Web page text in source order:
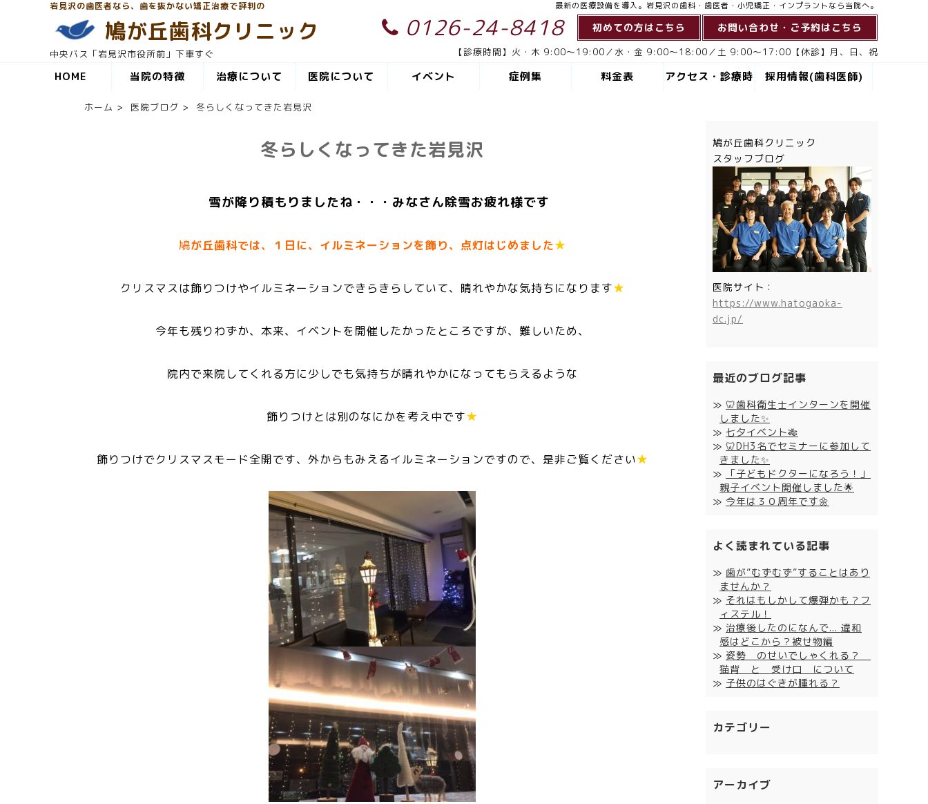
岩見沢の歯医者なら、歯を抜かない矯正治療で評判の
鳩が丘歯科クリニック
中央バス「岩見沢市役所前」下車すぐ
最新の医療設備を導入。岩見沢の歯科・歯医者・小児矯正・インプラントなら当院へ。
お問い合わせ・ご予約はこちら
初めての方はこちら
0126-24-8418
【診療時間】火・木 9:00～19:00／水・金 9:00～18:00／土 9:00～17:00【休診】月、日、祝
HOME 当院の特徴 治療について 医院について イベント 症例集 料金表
アクセス・診療時
採用情報(歯科医師)
ホーム > 医院ブログ > 冬らしくなってきた岩見沢
冬らしくなってきた岩見沢
雪が降り積もりましたね・・・みなさん除雪お疲れ様です
鳩が丘歯科では、１日に、イルミネーションを飾り、点灯はじめました★
クリスマスは飾りつけやイルミネーションできらきらしていて、晴れやかな気持ちになります★
今年も残りわずか、本来、イベントを開催したかったところですが、難しいため、
院内で来院してくれる方に少しでも気持ちが晴れやかになってもらえるような
飾りつけとは別のなにかを考え中です★
飾りつけでクリスマスモード全開です、外からもみえるイルミネーションですので、是非ご覧ください★
鳩が丘歯科クリニック
スタッフブログ
医院サイト：
https://www.hatogaoka-
dc.jp/
最近のブログ記事
🦷歯科衛生士インターンを開催
しました✨
七夕イベント🎋
🦷DH3名でセミナーに参加して
きました✨
「子どもドクターになろう！」
親子イベント開催しました🌟
今年は３０周年です🌼
よく読まれている記事
歯が”むずむず”することはあり
ませんか？
それはもしかして爆弾かも？フ
ィステル！
治療後したのになんで... 違和
感はどこから？被せ物編
姿勢 のせいでしゃくれる？
猫背 と 受け口 について
子供のはぐきが腫れる？
カテゴリー
アーカイブ